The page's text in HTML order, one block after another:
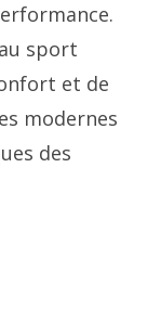
sport
et de
modernes
des